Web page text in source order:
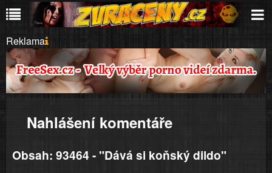
Reklama
Nahlášení komentáře
Obsah: 93464 - "Dává si koňský dildo"